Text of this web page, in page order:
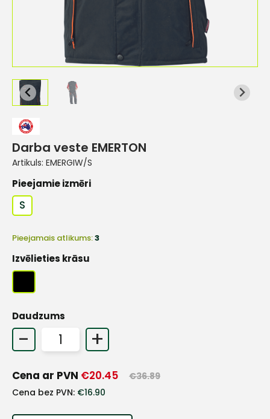
Darba veste EMERTON
Artikuls: EMERGIW/S
Pieejamie izmēri
S
Pieejamais atlikums:3
Izvēlieties krāsu
Daudzums
- +
Cena ar PVN €20.45 €36.89
Cena bez PVN: €16.90
Sazinies
+